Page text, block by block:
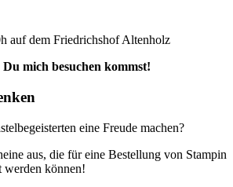
auf dem Friedrichshof Altenholz
mich besuchen kommst!
eine Freude machen?
aus, die für eine Bestellung von Stampin
werden können!